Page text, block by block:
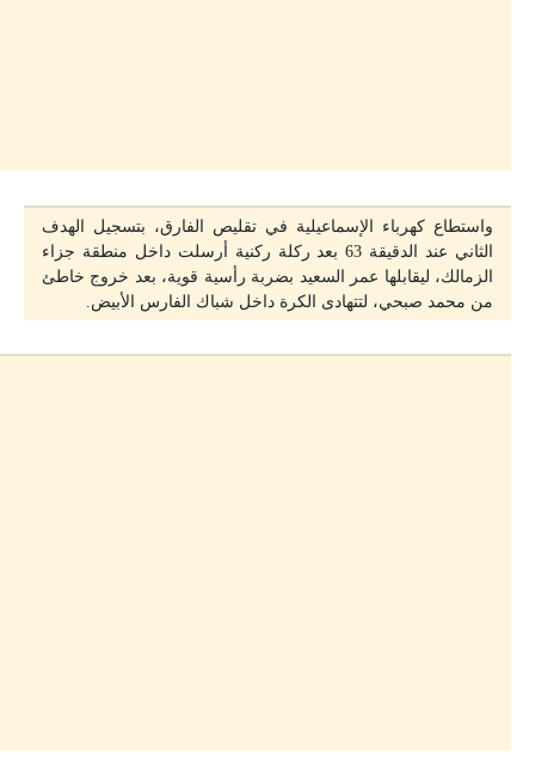
واستطاع كهرباء الإسماعيلية في تقليص الفارق، بتسجيل الهدف
الثاني عند الدقيقة 63 بعد ركلة ركنية أرسلت داخل منطقة جزاء
الزمالك، ليقابلها عمر السعيد بضربة رأسية قوية، بعد خروج خاطئ
من محمد صبحي، لتتهادى الكرة داخل شباك الفارس الأبيض.